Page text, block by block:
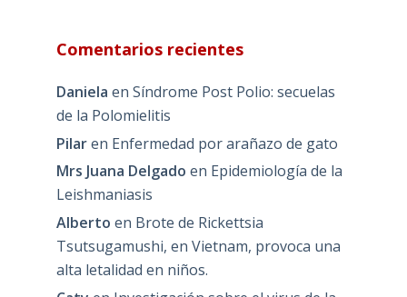
Comentarios recientes
Daniela en Síndrome Post Polio: secuelas
de la Polomielitis
Pilaren Enfermedad por arañazo de gato
Mrs Juana Delgado en Epidemiología de la
Leishmaniasis
Alberto en Brote de Rickettsia
Tsutsugamushi, en Vietnam, provoca una
alta letalidad en niños.